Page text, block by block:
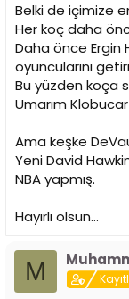
Belki de içimize
Her koç daha
Daha önce Ergin
oyuncularını
Bu yüzden koça
Umarım
Ama keşke
Yeni David
NBA yapmış.
Hayırlı olsun...
M